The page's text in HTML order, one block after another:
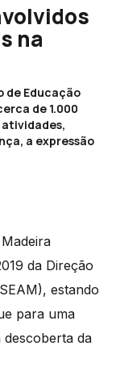
na
de Educação
de 1.000
a expressão
da Direção
estando
para uma
da